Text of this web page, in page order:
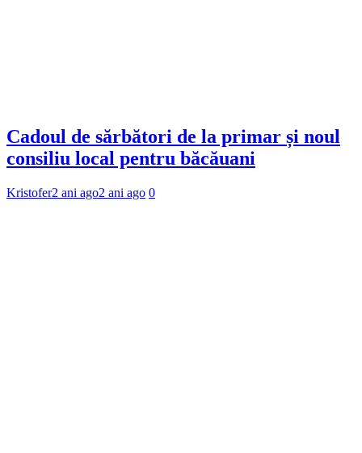
Cadoul de sărbători de la primar și noul
consiliu local pentru băcăuani
Kristofer2 ani ago2 ani ago 0